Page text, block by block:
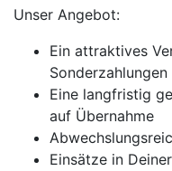
Unser Angebot:
Ein attraktives
Sonderzahlungen
Eine langfristig
auf Übernahme
Einsätze in